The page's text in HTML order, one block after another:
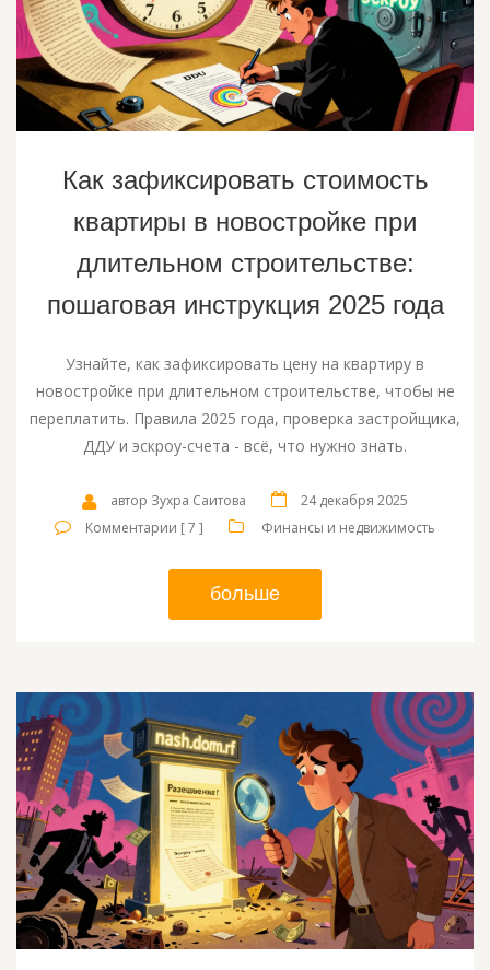
Как зафиксировать стоимость
квартиры в новостройке при
длительном строительстве:
пошаговая инструкция 2025 года
Узнайте, как зафиксировать цену на квартиру в
новостройке при длительном строительстве, чтобы не
переплатить. Правила 2025 года, проверка застройщика,
ДДУ и эскроу-счета - всё, что нужно знать.
автор Зухра Саитова
24 декабря 2025
Комментарии [ 7 ]
Финансы и недвижимость
больше